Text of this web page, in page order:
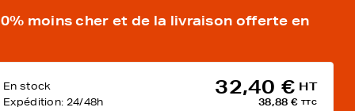
moins cher et de la livraison offerte en
En stock
Expédition: 24/48h
32,40 € HT
38,88 € TTC